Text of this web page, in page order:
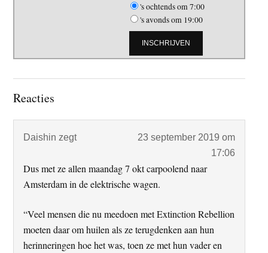
's ochtends om 7:00
's avonds om 19:00
Lees
Reacties
Daishin zegt
23 september 2019 om
17:06
Dus met ze allen maandag 7 okt carpoolend naar
Amsterdam in de elektrische wagen.
“Veel mensen die nu meedoen met Extinction Rebellion
moeten daar om huilen als ze terugdenken aan hun
herinneringen hoe het was, toen ze met hun vader en